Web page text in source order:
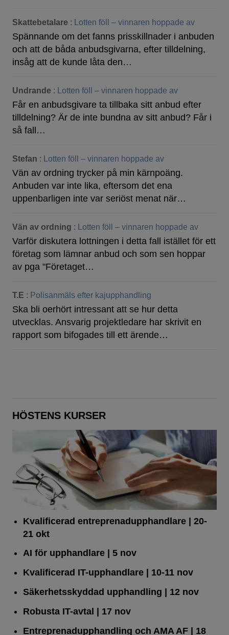
Skattebetalare : Lotten föll – vinnaren hoppade av
Spännande om det fanns prisskillnader i anbuden
och att de båda anbudsgivarna, efter tilldelning,
insåg att de kunde låta den…
Undrande : Lotten föll – vinnaren hoppade av
Får en anbudsgivare ta tillbaka sitt anbud efter
tilldelning? Är de inte bundna av sitt anbud? Får i
så fall…
Stefan : Lotten föll – vinnaren hoppade av
Vän av ordning trycker på min kärnpoäng.
Anbuden var inte lika, eftersom det ena
uppenbarligen inte var seriöst menat när…
Vän av ordning : Lotten föll – vinnaren hoppade av
Varför diskutera lottningen i detta fall istället för ett
företag som lämnar anbud och som sen hoppar
av pga "Företaget…
T.E : Polisanmäls efter kajupphandling
Ska bli oerhört intressant att se hur detta
utvecklas. Ansvarig projektledare har skrivit en
rapport som bifogades till ett ärende…
HÖSTENS KURSER
Kvalificerad entreprenad­upphandlare | 20-
21 okt
AI för upphandlare| 5 nov
Kvalificerad IT-upphandlare| 10-11 nov
Säkerhetsskyddad upphandling | 12 nov
Robusta IT-avtal | 17 nov
Entreprenadupphandling och AMA AF| 18